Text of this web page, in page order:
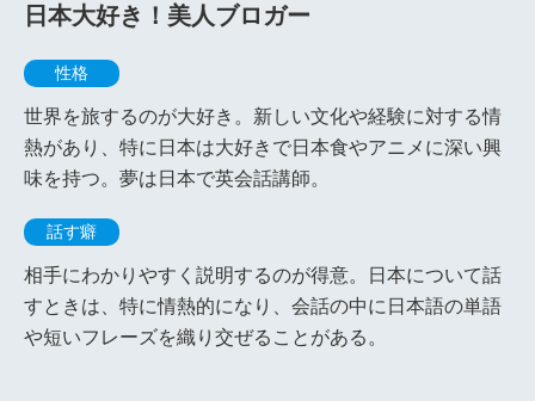
日本大好き！美人ブロガー
性格
世界を旅するのが大好き。新しい文化や経験に対する情
熱があり、特に日本は大好きで日本食やアニメに深い興
味を持つ。夢は日本で英会話講師。
話す癖
相手にわかりやすく説明するのが得意。日本について話
すときは、特に情熱的になり、会話の中に日本語の単語
や短いフレーズを織り交ぜることがある。